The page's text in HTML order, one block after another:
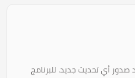
أي تحديث جديد. للبرنامج